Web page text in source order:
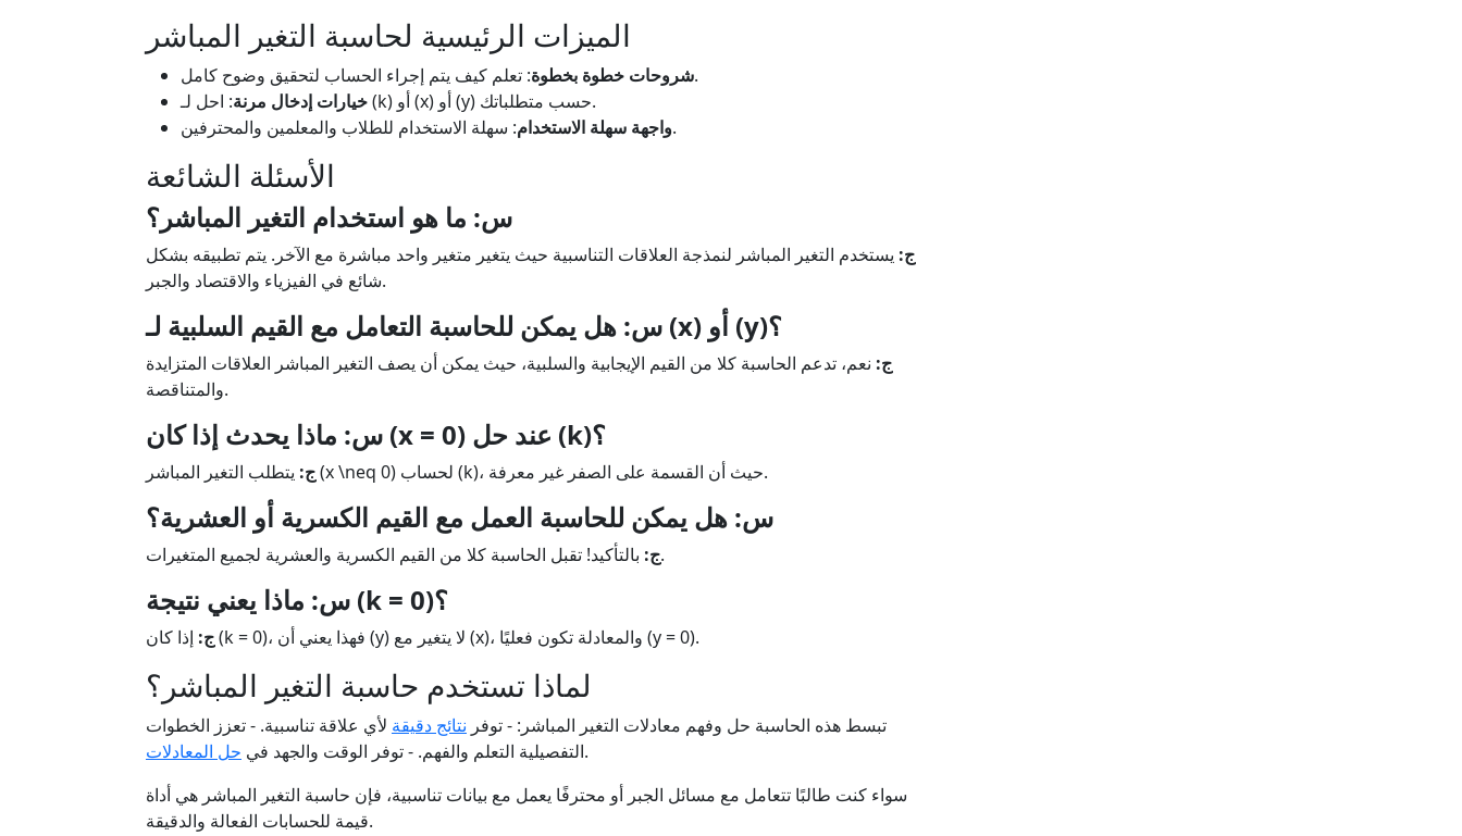
الميزات الرئيسية لحاسبة التغير المباشر
شروحات خطوة بخطوة: تعلم كيف يتم إجراء الحساب لتحقيق وضوح كامل.
خيارات إدخال مرنة
: احل لـ (k) أو (x) أو (y) حسب متطلباتك.
واجهة سهلة الاستخدام: سهلة الاستخدام للطلاب والمعلمين والمحترفين.
الأسئلة الشائعة
س: ما هو استخدام التغير المباشر؟
ج: يستخدم التغير المباشر لنمذجة العلاقات التناسبية حيث يتغير متغير واحد مباشرة مع الآخر. يتم تطبيقه بشكل
شائع في الفيزياء والاقتصاد والجبر.
س: هل يمكن للحاسبة التعامل مع القيم السلبية لـ (x) أو (y)؟
ج: نعم، تدعم الحاسبة كلا من القيم الإيجابية والسلبية، حيث يمكن أن يصف التغير المباشر العلاقات المتزايدة
والمتناقصة.
س: ماذا يحدث إذا كان (x = 0) عند حل (k)؟
ج: يتطلب التغير المباشر (x \neq 0) لحساب (k)، حيث أن القسمة على الصفر غير معرفة.
س: هل يمكن للحاسبة العمل مع القيم الكسرية أو العشرية؟
ج:بالتأكيد! تقبل الحاسبة كلا من القيم الكسرية والعشرية لجميع المتغيرات.
س: ماذا يعني نتيجة (k = 0)؟
ج: إذا كان (k = 0)، فهذا يعني أن (y) لا يتغير مع (x)، والمعادلة تكون فعليًا (y = 0).
لماذا تستخدم حاسبة التغير المباشر؟
تبسط هذه الحاسبة حل وفهم معادلات التغير المباشر: - توفر نتائج دقيقة لأي علاقة تناسبية. - تعزز الخطوات
التفصيلية التعلم والفهم. - توفر الوقت والجهد في حل المعادلات
.
سواء كنت طالبًا تتعامل مع مسائل الجبر أو محترفًا يعمل مع بيانات تناسبية، فإن حاسبة التغير المباشر هي أداة
قيمة للحسابات الفعالة والدقيقة.